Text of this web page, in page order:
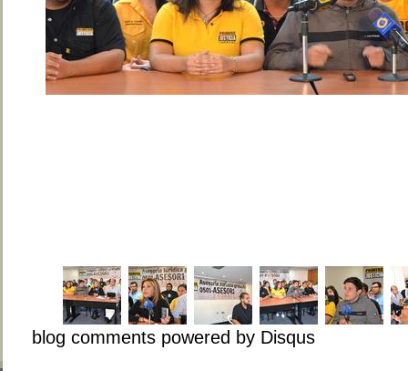
blog comments powered by Disqus